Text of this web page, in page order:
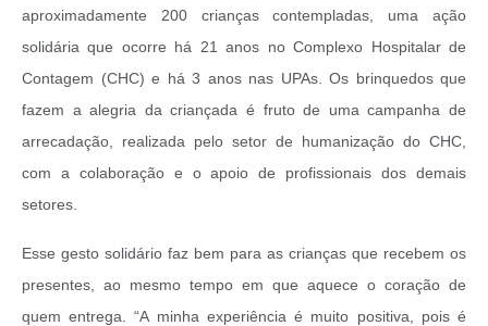
aproximadamente 200 crianças contempladas, uma ação
solidária que ocorre há 21 anos no Complexo Hospitalar de
Contagem (CHC) e há 3 anos nas UPAs. Os brinquedos que
fazem a alegria da criançada é fruto de uma campanha de
arrecadação, realizada pelo setor de humanização do CHC,
com a colaboração e o apoio de profissionais dos demais
setores.
Esse gesto solidário faz bem para as crianças que recebem os
presentes, ao mesmo tempo em que aquece o coração de
quem entrega. “A minha experiência é muito positiva, pois é